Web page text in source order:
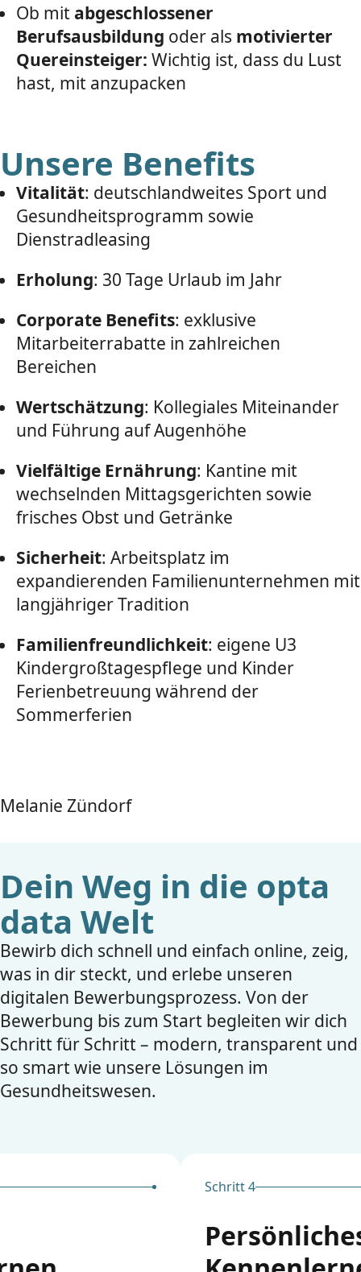
Ob mit abgeschlossener
Berufsausbildung oder als motivierter
Quereinsteiger: Wichtig ist, dass du Lust
hast, mit anzupacken
Unsere Benefits
Vitalität: deutschlandweites Sport und
Gesundheitsprogramm sowie
Dienstradleasing
Erholung: 30 Tage Urlaub im Jahr
Corporate Benefits: exklusive
Mitarbeiterrabatte in zahlreichen
Bereichen
Wertschätzung: Kollegiales Miteinander
und Führung auf Augenhöhe
Vielfältige Ernährung: Kantine mit
wechselnden Mittagsgerichten sowie
frisches Obst und Getränke
Sicherheit: Arbeitsplatz im
expandierenden Familienunternehmen mit
langjähriger Tradition
Familienfreundlichkeit: eigene U3
Kindergroßtagespflege und Kinder
Ferienbetreuung während der
Sommerferien
Melanie Zündorf
Dein Weg in die opta
data Welt
Bewirb dich schnell und einfach online, zeig,
was in dir steckt, und erlebe unseren
digitalen Bewerbungsprozess. Von der
Bewerbung bis zum Start begleiten wir dich
Schritt für Schritt – modern, transparent und
so smart wie unsere Lösungen im
Gesundheitswesen.
Schritt 4